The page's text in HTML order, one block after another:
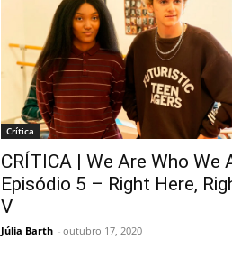
Crítica
CRÍTICA | We Are Who We
Episódio 5 – Right Here,
V
Júlia Barth - outubro 17, 2020